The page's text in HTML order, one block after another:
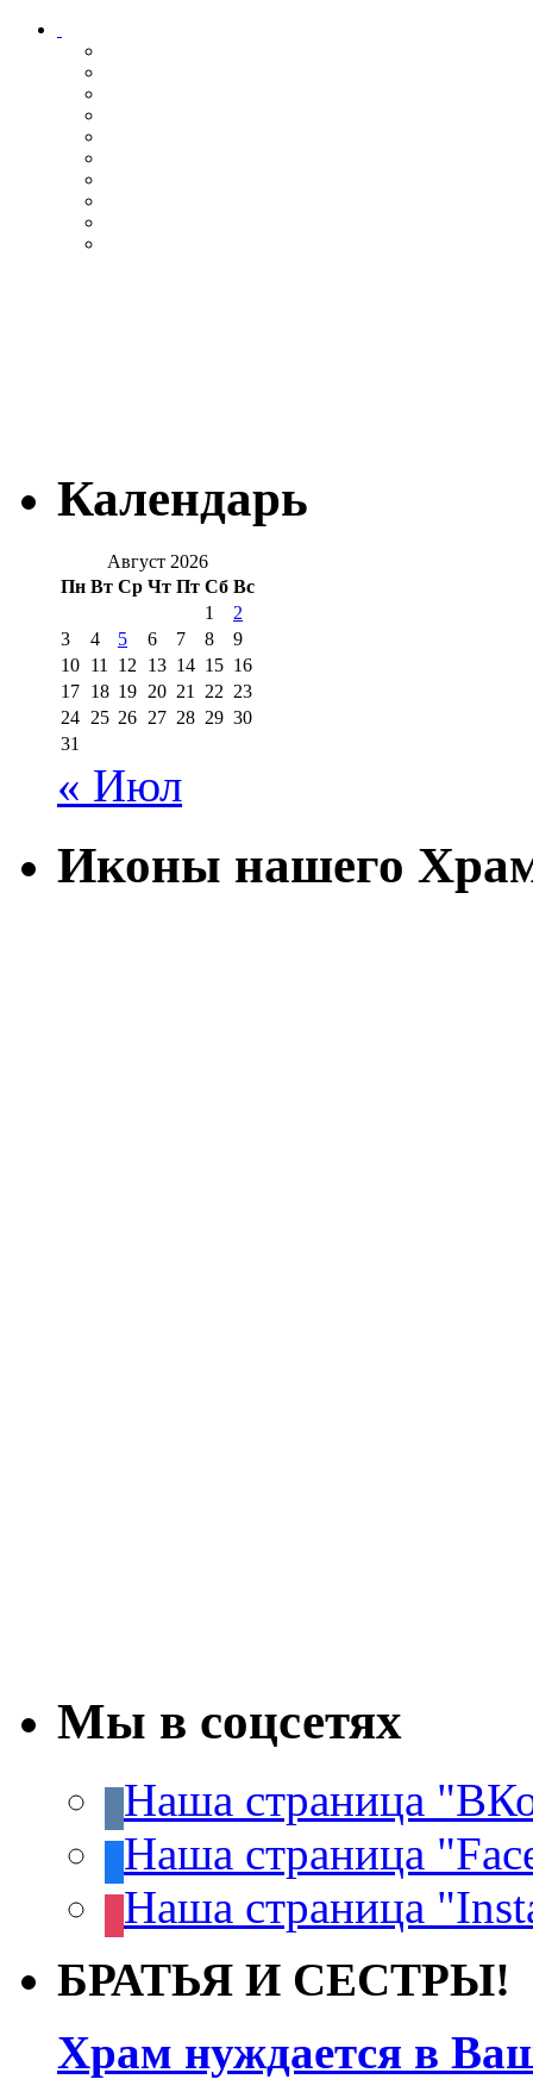
Календарь
Август 2026
Пн Вт Ср Чт Пт Сб Вс
1
2
3
4 5 6 7 8
9
10 11 12 13 14 15 16
17 18 19 20 21 22 23
24 25 26 27 28 29 30
31
« Июл
Иконы нашего
Мы в соцсетях
Наша страница
Наша страница
Наша страница
БРАТЬЯ И СЕСТРЫ!
Храм нуждается в